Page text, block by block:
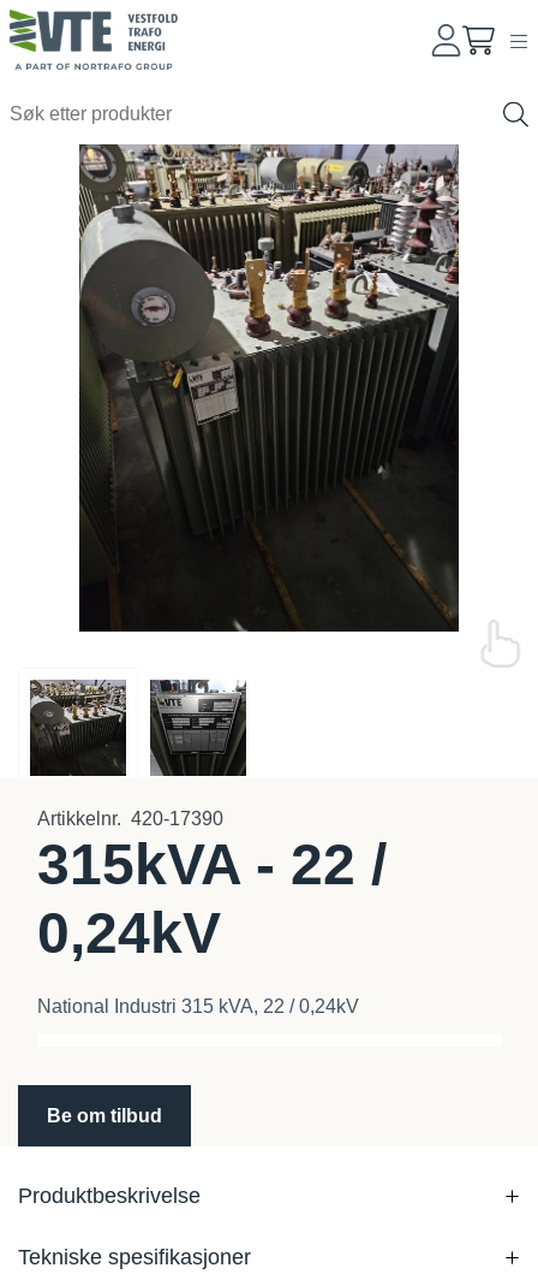
Artikkelnr. 420-17390
315kVA - 22 /
0,24kV
National Industri 315 kVA, 22 / 0,24kV
Be om tilbud
Produktbeskrivelse
Tekniske spesifikasjoner